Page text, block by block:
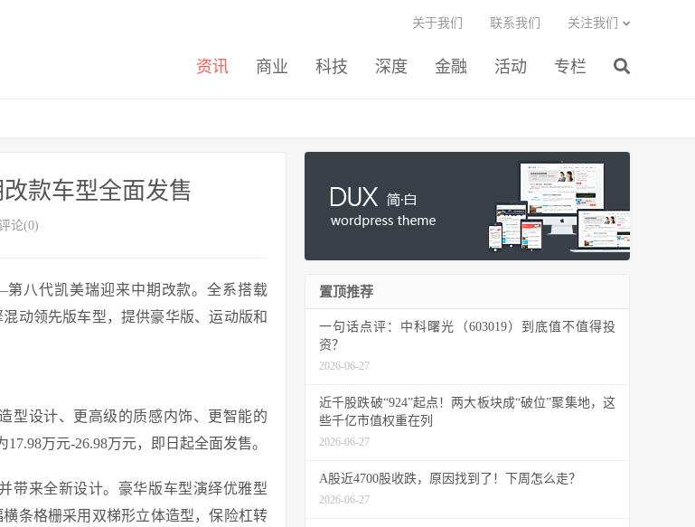
资讯 商业 科技 深度 金融 活动 专栏
关于我们 联系我们 关注我们
款车型全面发售
论(0)
八代凯美瑞迎来中期改款。全系搭载
动领先版车型，提供豪华版、运动版和
设计、更高级的质感内饰、更智能的
万元-26.98万元，即日起全面发售。
来全新设计。豪华版车型演绎优雅型
条格栅采用双梯形立体造型，保险杠转
置顶推荐
一句话点评：中科曙光（603019）到底值不值得投
资？
2026-06-27
近千股跌破“924”起点！两大板块成“破位”聚集地，这
些千亿市值权重在列
2026-06-27
A股近4700股收跌，原因找到了！下周怎么走？
2026-06-27